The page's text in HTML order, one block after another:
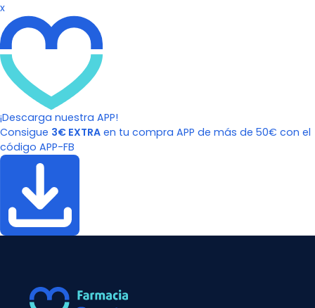
x
¡Descarga nuestra APP!
Consigue 3€ EXTRA en tu compra APP de más de 50€ con el
código APP-FB